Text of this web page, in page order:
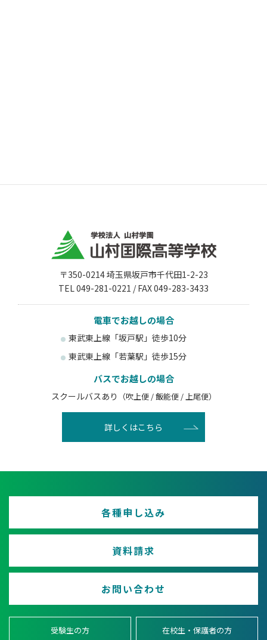
〒350-0214 埼玉県坂戸市千代田1-2-23
TEL 049-281-0221 / FAX 049-283-3433
電車でお越しの場合
東武東上線「坂戸駅」徒歩10分
東武東上線「若葉駅」徒歩15分
バスでお越しの場合
スクールバスあり （吹上便 / 飯能便 / 上尾便）
詳しくはこちら
各種申し込み
資料請求
お問い合わせ
受験生の方 在校生・保護者の方